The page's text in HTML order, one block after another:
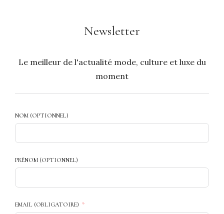
Newsletter
Le meilleur de l'actualité mode, culture et luxe du
moment
NOM (OPTIONNEL)
PRÉNOM (OPTIONNEL)
EMAIL (OBLIGATOIRE)